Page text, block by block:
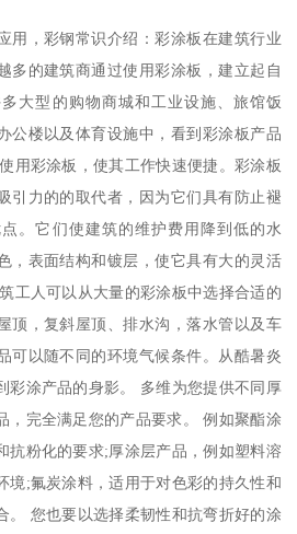
用，彩钢常识介绍：彩涂板在建筑行业
多的建筑商通过使用彩涂板，建立起自
大型的购物商城和工业设施、旅馆饭
公楼以及体育设施中，看到彩涂板产品
用彩涂板，使其工作快速便捷。彩涂板
引力的的取代者，因为它们具有防止褪
。它们使建筑的维护费用降到低的水
，表面结构和镀层，使它具有大的灵活
工人可以从大量的彩涂板中选择合适的
顶，复斜屋顶、排水沟，落水管以及车
可以随不同的环境气候条件。从酷暑炎
彩涂产品的身影。 多维为您提供不同厚
，完全满足您的产品要求。 例如聚酯涂
抗粉化的要求;厚涂层产品，例如塑料溶
境;氟炭涂料，适用于对色彩的持久性和
。 您也要以选择柔韧性和抗弯折好的涂